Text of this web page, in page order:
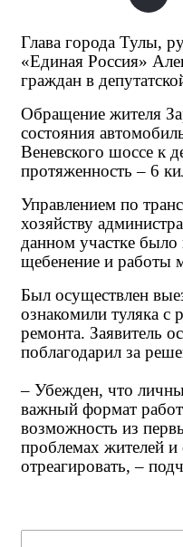
Глава города Тулы,
«Единая Россия»
граждан в
Обращение жителя
состояния
Веневского шоссе к
протяженность – 6
Управлением по
хозяйству
данном участке было
щебенение и работы
Был осуществлен
ознакомили туляка с
ремонта. Заявитель
поблагодарил за
– Убежден, что
важный формат
возможность из
проблемах жителей и
отреагировать, –